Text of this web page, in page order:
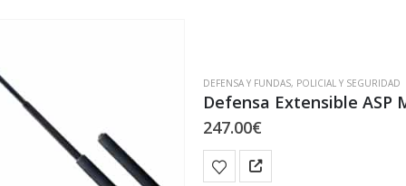
DEFENSA Y FUNDAS, POLICIAL Y SEGURIDAD
Defensa Extensible ASP
247.00€